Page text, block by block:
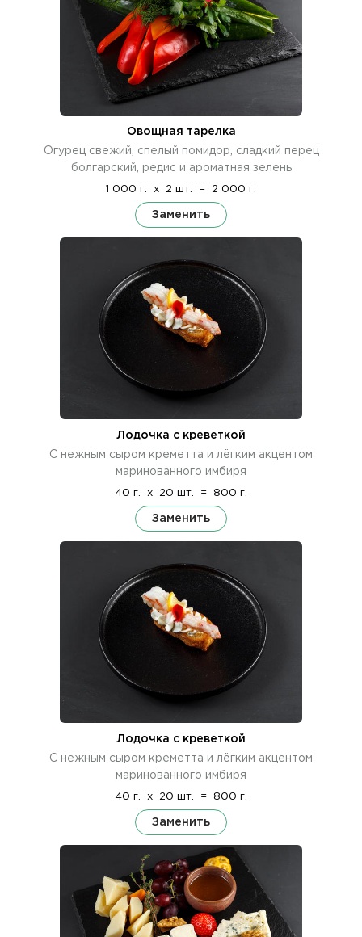
Овощная тарелка
Огурец свежий, спелый помидор, сладкий перец
болгарский, редис и ароматная зелень
1 000 г. x 2 шт. = 2 000 г.
Заменить
Лодочка с креветкой
С нежным сыром креметта и лёгким акцентом
маринованного имбиря
40 г. x 20 шт. = 800 г.
Заменить
Лодочка с креветкой
С нежным сыром креметта и лёгким акцентом
маринованного имбиря
40 г. x 20 шт. = 800 г.
Заменить